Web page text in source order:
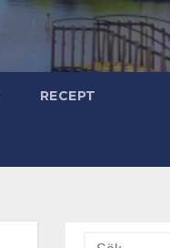
RECEPT